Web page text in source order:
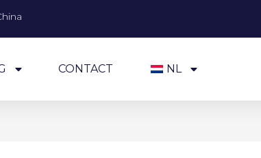
CONTACT NL